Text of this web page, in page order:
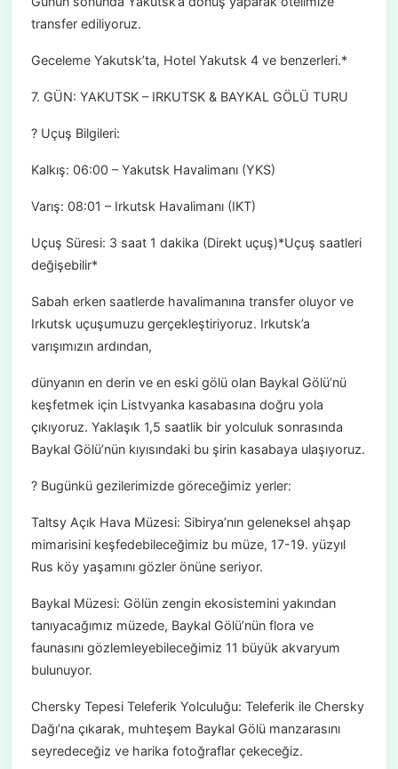
transfer ediliyoruz.
Geceleme Yakutsk’ta, Hotel Yakutsk 4 ve benzerleri.*
7. GÜN: YAKUTSK – IRKUTSK & BAYKAL GÖLÜ TURU
? Uçuş Bilgileri:
Kalkış: 06:00 – Yakutsk Havalimanı (YKS)
Varış: 08:01 – Irkutsk Havalimanı (IKT)
Uçuş Süresi: 3 saat 1 dakika (Direkt uçuş)*Uçuş saatleri
değişebilir*
Sabah erken saatlerde havalimanına transfer oluyor ve
Irkutsk uçuşumuzu gerçekleştiriyoruz. Irkutsk’a
varışımızın ardından,
dünyanın en derin ve en eski gölü olan Baykal Gölü’nü
keşfetmek için Listvyanka kasabasına doğru yola
çıkıyoruz. Yaklaşık 1,5 saatlik bir yolculuk sonrasında
Baykal Gölü’nün kıyısındaki bu şirin kasabaya ulaşıyoruz.
? Bugünkü gezilerimizde göreceğimiz yerler:
Taltsy Açık Hava Müzesi: Sibirya’nın geleneksel ahşap
mimarisini keşfedebileceğimiz bu müze, 17-19. yüzyıl
Rus köy yaşamını gözler önüne seriyor.
Baykal Müzesi: Gölün zengin ekosistemini yakından
tanıyacağımız müzede, Baykal Gölü’nün flora ve
faunasını gözlemleyebileceğimiz 11 büyük akvaryum
bulunuyor.
Chersky Tepesi Teleferik Yolculuğu: Teleferik ile Chersky
Dağı’na çıkarak, muhteşem Baykal Gölü manzarasını
seyredeceğiz ve harika fotoğraflar çekeceğiz.